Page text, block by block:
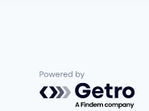
Powered by